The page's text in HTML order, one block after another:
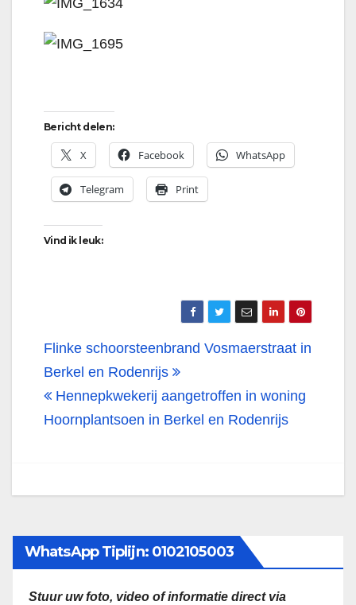
Bericht delen:
X Facebook WhatsApp
Telegram Print
Vind ik leuk:
Bericht
navigatie
Flinke schoorsteenbrand Vosmaerstraat in
Berkel en Rodenrijs
Hennepkwekerij aangetroffen in woning
Hoornplantsoen in Berkel en Rodenrijs
WhatsApp Tiplijn: 0102105003
Stuur uw foto, video of informatie direct via